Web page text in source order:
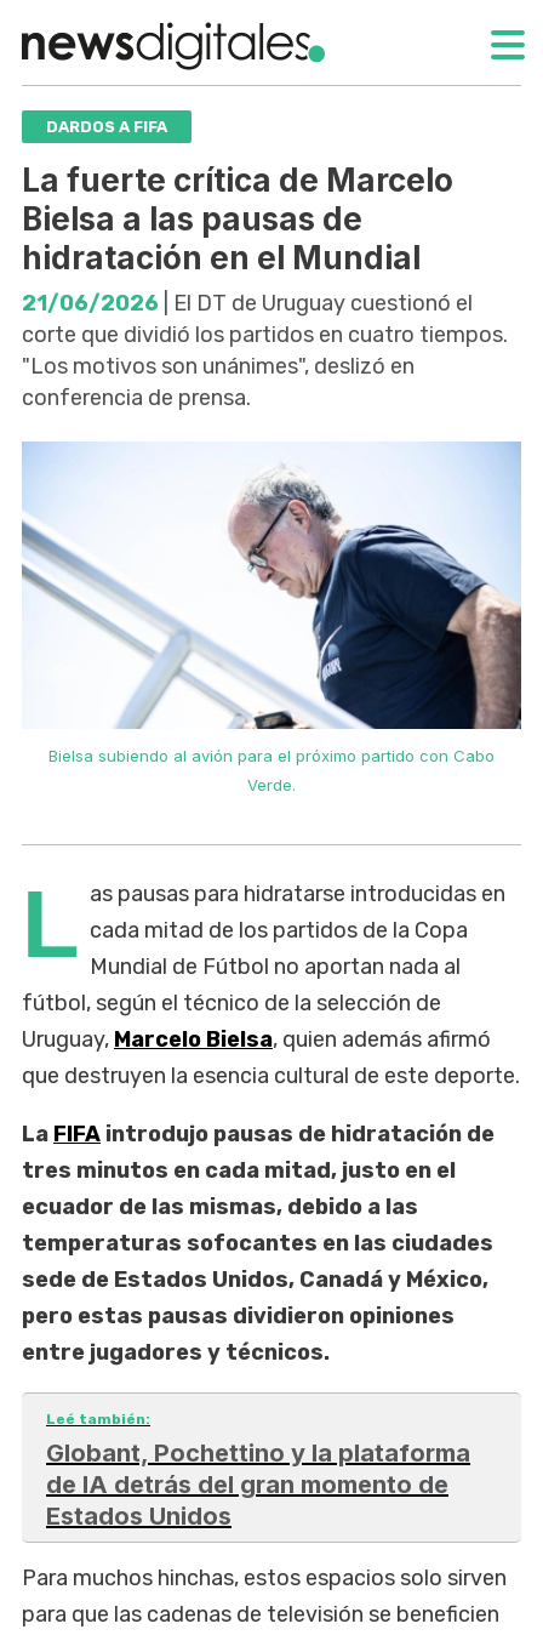
DARDOS A FIFA
La fuerte crítica de Marcelo
Bielsa a las pausas de
hidratación en el Mundial
21/06/2026 | El DT de Uruguay cuestionó el
corte que dividió los partidos en cuatro tiempos.
"Los motivos son unánimes", deslizó en
conferencia de prensa.
Bielsa subiendo al avión para el próximo partido con Cabo
Verde.
L as pausas para hidratarse introducidas en
cada mitad de los partidos de la Copa
Mundial de Fútbol no aportan nada al
fútbol, según el técnico de la selección de
Uruguay, Marcelo Bielsa, ‌quien además afirmó
que destruyen la esencia cultural de este deporte.
La FIFA introdujo pausas de hidratación de
‌tres minutos en cada mitad, justo en el
ecuador de las mismas, debido a las
temperaturas sofocantes en las ciudades
sede de Estados ​Unidos, Canadá y México,
pero estas pausas dividieron opiniones
entre jugadores y técnicos.
Leé también:
Globant, Pochettino y la plataforma
de IA detrás del gran momento de
Estados Unidos
Para muchos hinchas, estos espacios solo sirven
para que las cadenas de televisión se beneficien